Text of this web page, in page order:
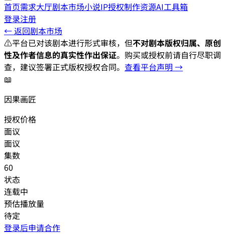
首页需求大厅剧本市场小说IP授权制作资源AI工具箱
登录注册
← 返回剧本市场
⚠️平台已对该剧本进行形式审核，但不对剧本版权归属、原创
性及作者信息的真实性作出保证。购买或授权前请自行尽职调
查，建议签署正式版权授权合同。 查看平台声明 →
📖
因果画匠
授权价格
面议
面议
集数
60
状态
连载中
预估播放量
待定
登录后申请合作